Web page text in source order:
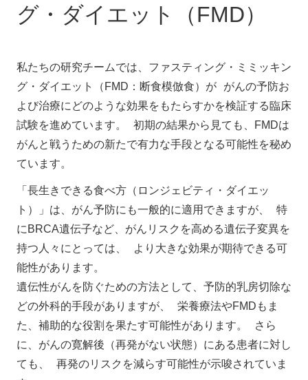
グ・ダイエット（FMD）
私たちの研究チームでは、ファスティング・ミミッキン
グ・ダイエット（FMD：断食模倣食）が がんの予防お
よび治療にどのような効果をもたらすかを検証する臨床
試験を進めています。 初期の結果から見ても、FMDは
がんと戦うための新たで有力な手段となる可能性を秘め
ています。
「長生きできる食べ方（ロンジェビティ・ダイエッ
ト）」は、がん予防にも一般的に適用できますが、 特
にBRCA遺伝子など、がんリスクを高める遺伝子変異を
持つ人々にとっては、 より大きな効果が期待できる可
能性があります。
遺伝性がんを防ぐための方法として、予防的乳房切除な
どの外科的手段がありますが、 栄養療法やFMDもま
た、補助的な役割を果たす可能性があります。 さら
に、がんの寛解後（再発がない状態）にある患者に対し
ても、 再発のリスクを減らす可能性が示唆されていま